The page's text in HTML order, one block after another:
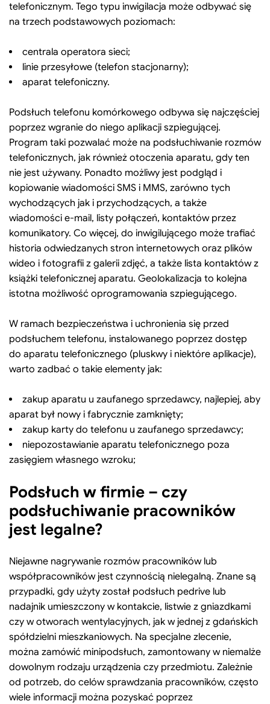
telefonicznym. Tego typu inwigilacja może odbywać się
na trzech podstawowych poziomach:
centrala operatora sieci;
linie przesyłowe (telefon stacjonarny);
aparat telefoniczny.
Podsłuch telefonu komórkowego odbywa się najczęściej
poprzez wgranie do niego aplikacji szpiegującej.
Program taki pozwalać może na podsłuchiwanie rozmów
telefonicznych, jak również otoczenia aparatu, gdy ten
nie jest używany. Ponadto możliwy jest podgląd i
kopiowanie wiadomości SMS i MMS, zarówno tych
wychodzących jak i przychodzących, a także
wiadomości e-mail, listy połączeń, kontaktów przez
komunikatory. Co więcej, do inwigilującego może trafiać
historia odwiedzanych stron internetowych oraz plików
wideo i fotografii z galerii zdjęć, a także lista kontaktów z
książki telefonicznej aparatu. Geolokalizacja to kolejna
istotna możliwość oprogramowania szpiegującego.
W ramach bezpieczeństwa i uchronienia się przed
podsłuchem telefonu, instalowanego poprzez dostęp
do aparatu telefonicznego (pluskwy i niektóre aplikacje),
warto zadbać o takie elementy jak:
zakup aparatu u zaufanego sprzedawcy, najlepiej, aby
aparat był nowy i fabrycznie zamknięty;
zakup karty do telefonu u zaufanego sprzedawcy;
niepozostawianie aparatu telefonicznego poza
zasięgiem własnego wzroku;
Podsłuch w firmie – czy
podsłuchiwanie pracowników
jest legalne?
Niejawne nagrywanie rozmów pracowników lub
współpracowników jest czynnością nielegalną. Znane są
przypadki, gdy użyty został podsłuch pedrive lub
nadajnik umieszczony w kontakcie, listwie z gniazdkami
czy w otworach wentylacyjnych, jak w jednej z gdańskich
spółdzielni mieszkaniowych. Na specjalne zlecenie,
można zamówić minipodsłuch, zamontowany w niemalże
dowolnym rodzaju urządzenia czy przedmiotu. Zależnie
od potrzeb, do celów sprawdzania pracowników, często
wiele informacji można pozyskać poprzez